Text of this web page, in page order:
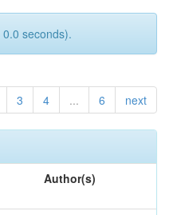
seconds).
3 4 ... 6 next
Author(s)